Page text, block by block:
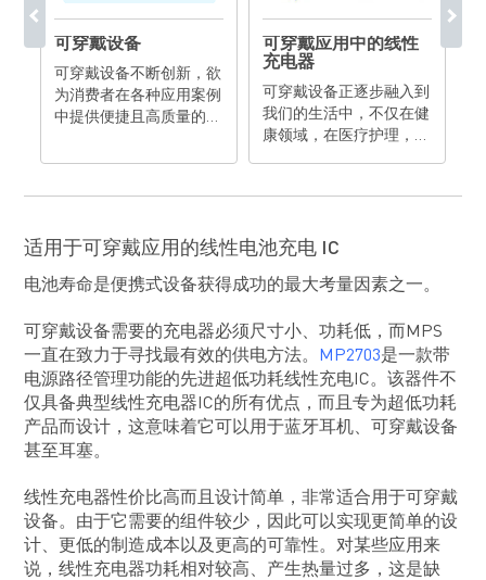
可穿戴设备
可穿戴设备不断创新，欲
为消费者在各种应用案例
中提供便捷且高质量的功
可穿戴应用中的线性
充电器
可穿戴设备正逐步融入到
我们的生活中，不仅在健
康领域，在医疗护理，娱
适用于可穿戴应用的线性电池充电 IC
电池寿命是便携式设备获得成功的最大考量因素之一。
可穿戴设备需要的充电器必须尺寸小、功耗低，而MPS
一直在致力于寻找最有效的供电方法。
MP2703是一款带
电源路径管理功能的先进超低功耗线性充电IC。该器件不
仅具备典型线性充电器IC的所有优点，而且专为超低功耗
产品而设计，这意味着它可以用于蓝牙耳机、可穿戴设备
甚至耳塞。
线性充电器性价比高而且设计简单，非常适合用于可穿戴
设备。由于它需要的组件较少，因此可以实现更简单的设
计、更低的制造成本以及更高的可靠性。对某些应用来
说，线性充电器功耗相对较高、产生热量过多，这是缺